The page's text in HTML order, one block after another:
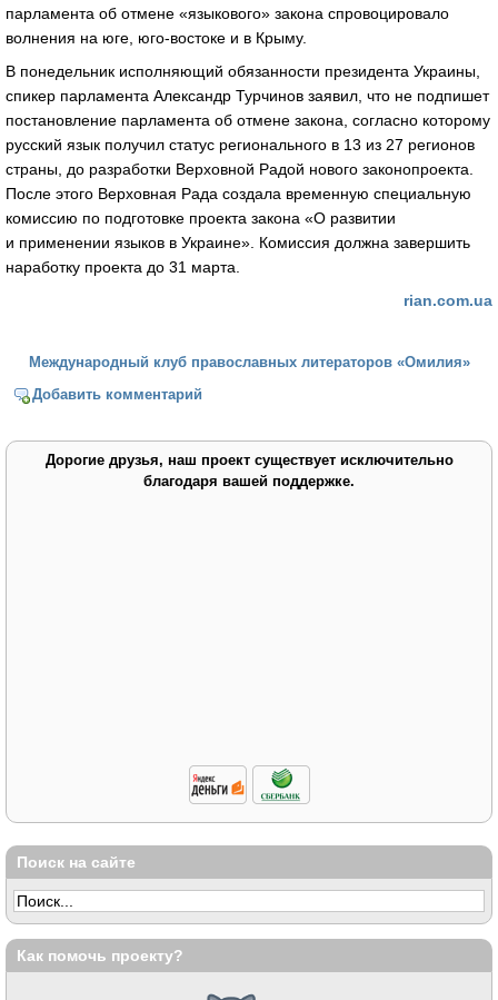
парламента об отмене «языкового» закона спровоцировало
волнения на юге, юго-востоке и в Крыму.
В понедельник исполняющий обязанности президента Украины,
спикер парламента Александр Турчинов заявил, что не подпишет
постановление парламента об отмене закона, согласно которому
русский язык получил статус регионального в 13 из 27 регионов
страны, до разработки Верховной Радой нового законопроекта.
После этого Верховная Рада создала временную специальную
комиссию по подготовке проекта закона «О развитии
и применении языков в Украине». Комиссия должна завершить
наработку проекта до 31 марта.
rian.com.ua
Международный клуб православных литераторов «Омилия»
Добавить комментарий
Дорогие друзья, наш проект существует исключительно
благодаря вашей поддержке.
Поиск на сайте
Как помочь проекту?